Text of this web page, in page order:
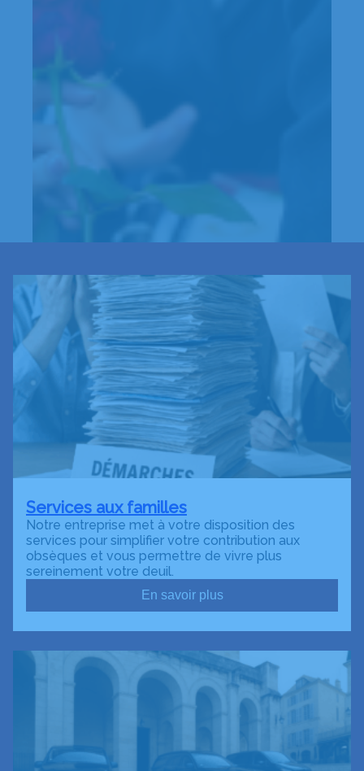
Services aux familles
Notre entreprise met à votre disposition des
services pour simplifier votre contribution aux
obsèques et vous permettre de vivre plus
sereinement votre deuil.
En savoir plus